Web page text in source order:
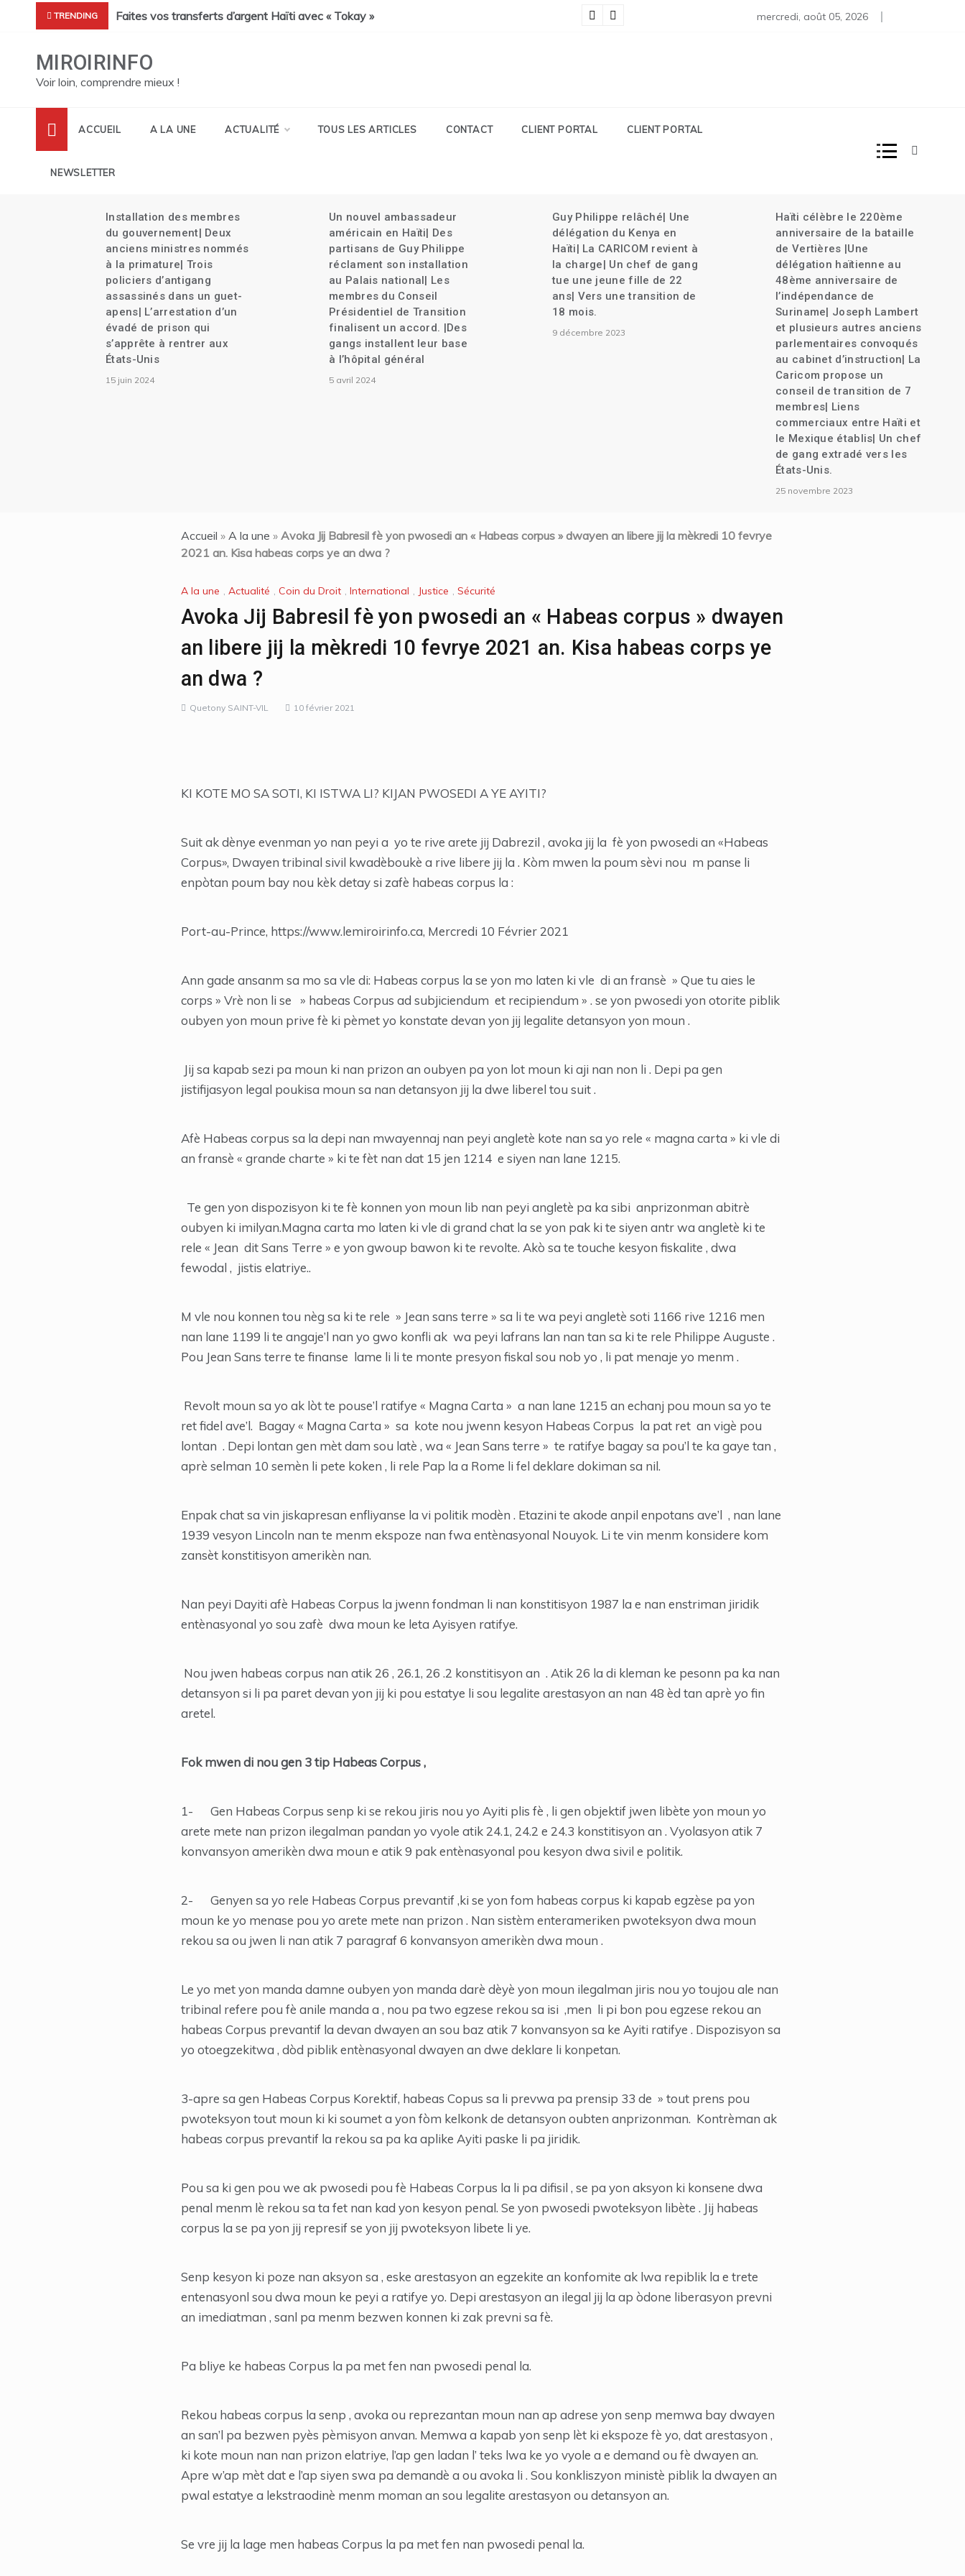
TRENDING
de Pont Sondé s’alourdit| La police s’attaque aux gangs de Savien et gran grif| Expulsion massives des haïtiens.
Faites vos transferts d’argent Haïti avec « Tokay » Pas moins de 80 diplomates rappelés | Haïti décrète l’État
mercredi, août 05, 2026
MIROIRINFO
Voir loin, comprendre mieux !
ACCUEIL A LA UNE ACTUALITÉ TOUS LES ARTICLES CONTACT CLIENT PORTAL CLIENT PORTAL
NEWSLETTER
Installation des membres
du gouvernement| Deux
anciens ministres nommés
à la primature| Trois
policiers d’antigang
assassinés dans un guet-
apens| L’arrestation d’un
évadé de prison qui
s’apprête à rentrer aux
États-Unis
15 juin 2024
Un nouvel ambassadeur
américain en Haïti| Des
partisans de Guy Philippe
réclament son installation
au Palais national| Les
membres du Conseil
Présidentiel de Transition
finalisent un accord. |Des
gangs installent leur base
à l’hôpital général
5 avril 2024
Guy Philippe relâché| Une
délégation du Kenya en
Haïti| La CARICOM revient à
la charge| Un chef de gang
tue une jeune fille de 22
ans| Vers une transition de
18 mois.
9 décembre 2023
Haïti célèbre le 220ème
anniversaire de la bataille
de Vertières |Une
délégation haïtienne au
48ème anniversaire de
l’indépendance de
Suriname| Joseph Lambert
et plusieurs autres anciens
parlementaires convoqués
au cabinet d’instruction| La
Caricom propose un
conseil de transition de 7
membres| Liens
commerciaux entre Haïti et
le Mexique établis| Un chef
de gang extradé vers les
États-Unis.
25 novembre 2023
Accueil » A la une » Avoka Jij Babresil fè yon pwosedi an « Habeas corpus » dwayen an libere jij la mèkredi 10 fevrye
2021 an. Kisa habeas corps ye an dwa ?
A la une , Actualité , Coin du Droit , International , Justice , Sécurité
Avoka Jij Babresil fè yon pwosedi an « Habeas corpus » dwayen
an libere jij la mèkredi 10 fevrye 2021 an. Kisa habeas corps ye
an dwa ?
Quetony SAINT-VIL 10 février 2021
KI KOTE MO SA SOTI, KI ISTWA LI? KIJAN PWOSEDI A YE AYITI?
Suit ak dènye evenman yo nan peyi a yo te rive arete jij Dabrezil , avoka jij la fè yon pwosedi an «Habeas
Corpus», Dwayen tribinal sivil kwadèboukè a rive libere jij la . Kòm mwen la poum sèvi nou m panse li
enpòtan poum bay nou kèk detay si zafè habeas corpus la :
Port-au-Prince, https://www.lemiroirinfo.ca, Mercredi 10 Février 2021
Ann gade ansanm sa mo sa vle di: Habeas corpus la se yon mo laten ki vle di an fransè » Que tu aies le
corps » Vrè non li se » habeas Corpus ad subjiciendum et recipiendum » . se yon pwosedi yon otorite piblik
oubyen yon moun prive fè ki pèmet yo konstate devan yon jij legalite detansyon yon moun .
Jij sa kapab sezi pa moun ki nan prizon an oubyen pa yon lot moun ki aji nan non li . Depi pa gen
jistifijasyon legal poukisa moun sa nan detansyon jij la dwe liberel tou suit .
Afè Habeas corpus sa la depi nan mwayennaj nan peyi angletè kote nan sa yo rele « magna carta » ki vle di
an fransè « grande charte » ki te fèt nan dat 15 jen 1214 e siyen nan lane 1215.
Te gen yon dispozisyon ki te fè konnen yon moun lib nan peyi angletè pa ka sibi anprizonman abitrè
oubyen ki imilyan.Magna carta mo laten ki vle di grand chat la se yon pak ki te siyen antr wa angletè ki te
rele « Jean dit Sans Terre » e yon gwoup bawon ki te revolte. Akò sa te touche kesyon fiskalite , dwa
fewodal , jistis elatriye..
M vle nou konnen tou nèg sa ki te rele » Jean sans terre » sa li te wa peyi angletè soti 1166 rive 1216 men
nan lane 1199 li te angaje’l nan yo gwo konfli ak wa peyi lafrans lan nan tan sa ki te rele Philippe Auguste .
Pou Jean Sans terre te finanse lame li li te monte presyon fiskal sou nob yo , li pat menaje yo menm .
Revolt moun sa yo ak lòt te pouse’l ratifye « Magna Carta » a nan lane 1215 an echanj pou moun sa yo te
ret fidel ave’l. Bagay « Magna Carta » sa kote nou jwenn kesyon Habeas Corpus la pat ret an vigè pou
lontan . Depi lontan gen mèt dam sou latè , wa « Jean Sans terre » te ratifye bagay sa pou’l te ka gaye tan ,
aprè selman 10 semèn li pete koken , li rele Pap la a Rome li fel deklare dokiman sa nil.
Enpak chat sa vin jiskapresan enfliyanse la vi politik modèn . Etazini te akode anpil enpotans ave’l , nan lane
1939 vesyon Lincoln nan te menm ekspoze nan fwa entènasyonal Nouyok. Li te vin menm konsidere kom
zansèt konstitisyon amerikèn nan.
Nan peyi Dayiti afè Habeas Corpus la jwenn fondman li nan konstitisyon 1987 la e nan enstriman jiridik
entènasyonal yo sou zafè dwa moun ke leta Ayisyen ratifye.
Nou jwen habeas corpus nan atik 26 , 26.1, 26 .2 konstitisyon an . Atik 26 la di kleman ke pesonn pa ka nan
detansyon si li pa paret devan yon jij ki pou estatye li sou legalite arestasyon an nan 48 èd tan aprè yo fin
aretel.
Fok mwen di nou gen 3 tip Habeas Corpus ,
1- Gen Habeas Corpus senp ki se rekou jiris nou yo Ayiti plis fè , li gen objektif jwen libète yon moun yo
arete mete nan prizon ilegalman pandan yo vyole atik 24.1, 24.2 e 24.3 konstitisyon an . Vyolasyon atik 7
konvansyon amerikèn dwa moun e atik 9 pak entènasyonal pou kesyon dwa sivil e politik.
2- Genyen sa yo rele Habeas Corpus prevantif ,ki se yon fom habeas corpus ki kapab egzèse pa yon
moun ke yo menase pou yo arete mete nan prizon . Nan sistèm enterameriken pwoteksyon dwa moun
rekou sa ou jwen li nan atik 7 paragraf 6 konvansyon amerikèn dwa moun .
Le yo met yon manda damne oubyen yon manda darè dèyè yon moun ilegalman jiris nou yo toujou ale nan
tribinal refere pou fè anile manda a , nou pa two egzese rekou sa isi ,men li pi bon pou egzese rekou an
habeas Corpus prevantif la devan dwayen an sou baz atik 7 konvansyon sa ke Ayiti ratifye . Dispozisyon sa
yo otoegzekitwa , dòd piblik entènasyonal dwayen an dwe deklare li konpetan.
3-apre sa gen Habeas Corpus Korektif, habeas Copus sa li prevwa pa prensip 33 de » tout prens pou
pwoteksyon tout moun ki ki soumet a yon fòm kelkonk de detansyon oubten anprizonman. Kontrèman ak
habeas corpus prevantif la rekou sa pa ka aplike Ayiti paske li pa jiridik.
Pou sa ki gen pou we ak pwosedi pou fè Habeas Corpus la li pa difisil , se pa yon aksyon ki konsene dwa
penal menm lè rekou sa ta fet nan kad yon kesyon penal. Se yon pwosedi pwoteksyon libète . Jij habeas
corpus la se pa yon jij represif se yon jij pwoteksyon libete li ye.
Senp kesyon ki poze nan aksyon sa , eske arestasyon an egzekite an konfomite ak lwa repiblik la e trete
entenasyonl sou dwa moun ke peyi a ratifye yo. Depi arestasyon an ilegal jij la ap òdone liberasyon prevni
an imediatman , sanl pa menm bezwen konnen ki zak prevni sa fè.
Pa bliye ke habeas Corpus la pa met fen nan pwosedi penal la.
Rekou habeas corpus la senp , avoka ou reprezantan moun nan ap adrese yon senp memwa bay dwayen
an san’l pa bezwen pyès pèmisyon anvan. Memwa a kapab yon senp lèt ki ekspoze fè yo, dat arestasyon ,
ki kote moun nan nan prizon elatriye, l’ap gen ladan l’ teks lwa ke yo vyole a e demand ou fè dwayen an.
Apre w’ap mèt dat e l’ap siyen swa pa demandè a ou avoka li . Sou konkliszyon ministè piblik la dwayen an
pwal estatye a lekstraodinè menm moman an sou legalite arestasyon ou detansyon an.
Se vre jij la lage men habeas Corpus la pa met fen nan pwosedi penal la.